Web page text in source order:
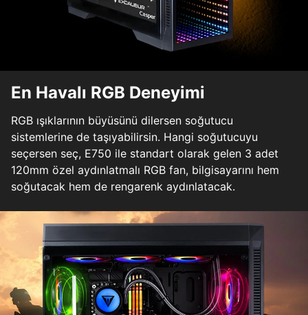
En Havalı RGB Deneyimi
RGB ışıklarının büyüsünü dilersen soğutucu
sistemlerine de taşıyabilirsin. Hangi soğutucuyu
seçersen seç, E750 ile standart olarak gelen 3 adet
120mm özel aydınlatmalı RGB fan, bilgisayarını hem
soğutacak hem de rengarenk aydınlatacak.